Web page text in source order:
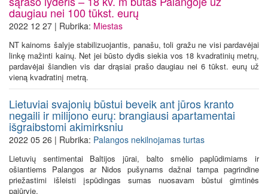
daugiau nei 100 tūkst. eurų
2022 12 27 | Rubrika: Miestas
NT kainoms šalyje stabilizuojantis, panašu, toli gražu ne visi pardavėjai
linkę mažinti kainų. Net jei būsto dydis siekia vos 18 kvadratinių metrų,
pardavėjai šiandien vis dar drąsiai prašo daugiau nei 6 tūkst. eurų už
vieną kvadratinį metrą.
Lietuviai svajonių būstui beveik ant jūros kranto
negaili ir milijono eurų: brangiausi apartamentai
išgraibstomi akimirksniu
2022 05 26 | Rubrika: Palangos nekilnojamas turtas
Lietuvių sentimentai Baltijos jūrai, balto smėlio paplūdimiams ir
ošiantiems Palangos ar Nidos pušynams dažnai tampa pagrindine
priežastimi išleisti įspūdingas sumas nuosavam būstui gimtinės
pajūryje.